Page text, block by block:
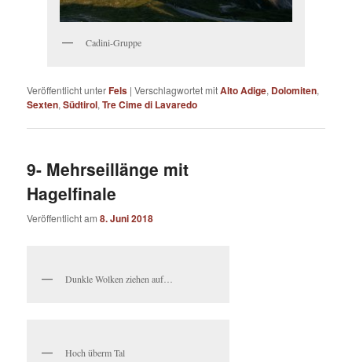
Cadini-Gruppe
Veröffentlicht unterFels |Verschlagwortet mitAlto Adige, Dolomiten,
Sexten,Südtirol,Tre Cime di Lavaredo
9- Mehrseillänge mit
Hagelfinale
Veröffentlicht am8. Juni 2018
Dunkle Wolken ziehen auf…
Hoch überm Tal